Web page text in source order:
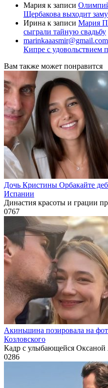
Мария к записи
Щербакова выходит
Ирина к записи Мария
сыграли тайную свадьбу
marinkaaasmir@gmail.com
Кипре с удовольствием
Вам также может понравится
Дочь Кристины Орбакайте
Испании
Династия красоты и грации
0767
Акиньшина позировала на
Козловского
Кадр с улыбающейся
0286